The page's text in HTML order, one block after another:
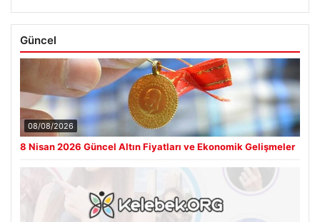
Güncel
08/08/2026
8 Nisan 2026 Güncel Altın Fiyatları ve Ekonomik Gelişmeler